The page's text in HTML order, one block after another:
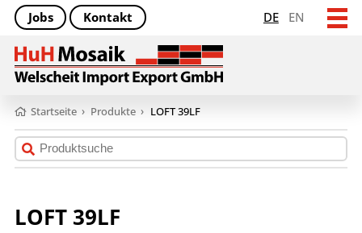
DE EN
Jobs Kontakt
Startseite › Produkte › LOFT 39LF
LOFT 39LF